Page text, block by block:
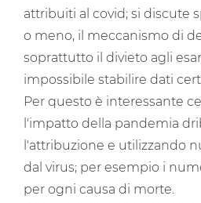
attribuiti al covid; si discute
o meno, il meccanismo di
soprattutto il divieto agli
impossibile stabilire dati
Per questo è interessante
l'impatto della pandemia
l'attribuzione e utilizzando
dal virus; per esempio i
per ogni causa di morte.